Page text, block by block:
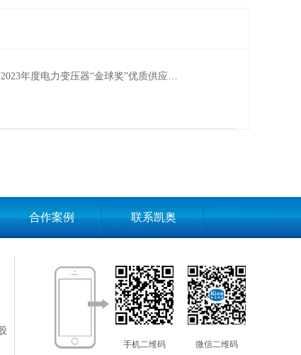
凯奥新能源荣获2023年度电力变压器“金球奖”优质供应商！
合作案例 联系凯奥
手机二维码 微信二维码